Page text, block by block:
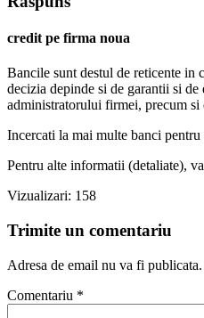
credit pe firma noua
Bancile sunt destul de reticente in
decizia depinde si de garantii si de
administratorului firmei, precum si
Incercati la mai multe banci
Pentru alte informatii (detaliate),
Vizualizari: 158
Trimite un comentariu
Adresa de email nu va fi
Comentariu *